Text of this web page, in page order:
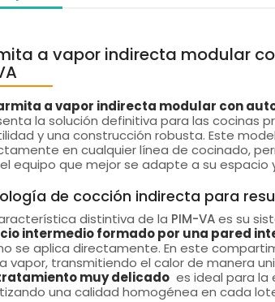
a vapor indirecta modular
a vapor indirecta modular con
la solución definitiva para las cocinas
y una construcción robusta. Este
en cualquier línea de cocinado,
equipo que mejor se adapte a su espacio
de cocción indirecta para
distintiva de la PIM-VAes su
intermedio formado por una pared
se aplica directamente. En este
vapor, transmitiendo el calor de manera
muy delicado es ideal para la
una calidad homogénea en cada